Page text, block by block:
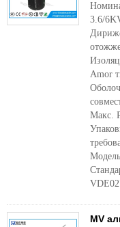
3.6/
Amor
Макс.
MV